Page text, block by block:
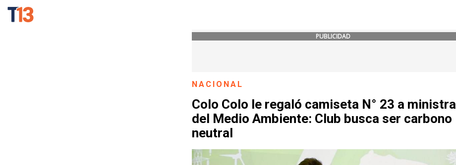
PUBLICIDAD
NACIONAL
Colo Colo le regaló camiseta N° 23 a ministra
del Medio Ambiente: Club busca ser carbono
neutral